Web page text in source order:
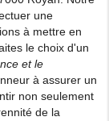
une
à mettre en
le choix d'un
et le
à assurer un
non seulement
de la